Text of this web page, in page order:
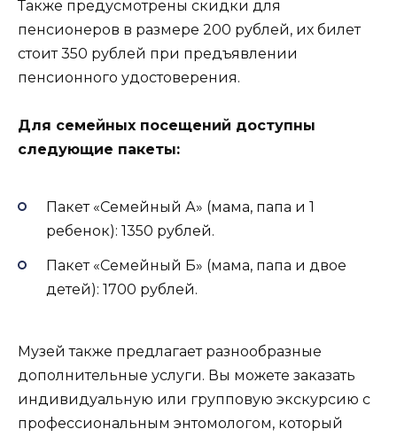
Также предусмотрены скидки для
пенсионеров в размере 200 рублей, их билет
стоит 350 рублей при предъявлении
пенсионного удостоверения.
Для семейных посещений доступны
следующие пакеты:
Пакет «Семейный А» (мама, папа и 1
ребенок): 1350 рублей.
Пакет «Семейный Б» (мама, папа и двое
детей): 1700 рублей.
Музей также предлагает разнообразные
дополнительные услуги. Вы можете заказать
индивидуальную или групповую экскурсию с
профессиональным энтомологом, который